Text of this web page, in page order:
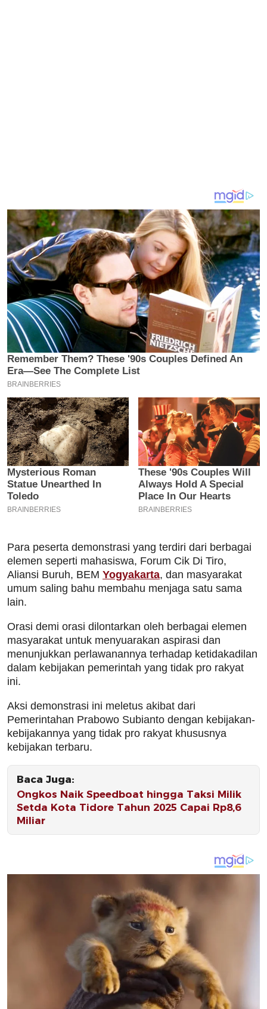
Para peserta demonstrasi yang terdiri dari berbagai
elemen seperti mahasiswa, Forum Cik Di Tiro,
Aliansi Buruh, BEM Yogyakarta, dan masyarakat
umum saling bahu membahu menjaga satu sama
lain.
Orasi demi orasi dilontarkan oleh berbagai elemen
masyarakat untuk menyuarakan aspirasi dan
menunjukkan perlawanannya terhadap ketidakadilan
dalam kebijakan pemerintah yang tidak pro rakyat
ini.
Aksi demonstrasi ini meletus akibat dari
Pemerintahan Prabowo Subianto dengan kebijakan-
kebijakannya yang tidak pro rakyat khususnya
kebijakan terbaru.
Baca Juga:
Ongkos Naik Speedboat hingga Taksi Milik
Setda Kota Tidore Tahun 2025 Capai Rp8,6
Miliar